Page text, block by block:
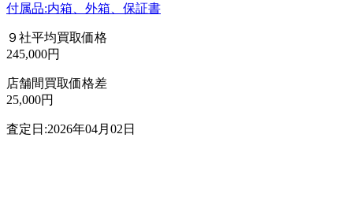
付属品:内箱、外箱、保証書
９社平均買取価格
245,000円
店舗間買取価格差
25,000円
査定日:2026年04月02日